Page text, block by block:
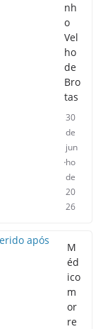
nh
o
Vel
ho
de
Bro
tas
30
de
jun
ho
de
20
26
M
éd
ico
m
or
re